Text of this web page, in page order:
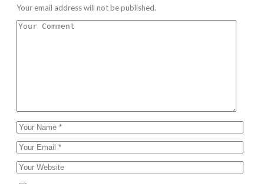
Your email address will not be published.